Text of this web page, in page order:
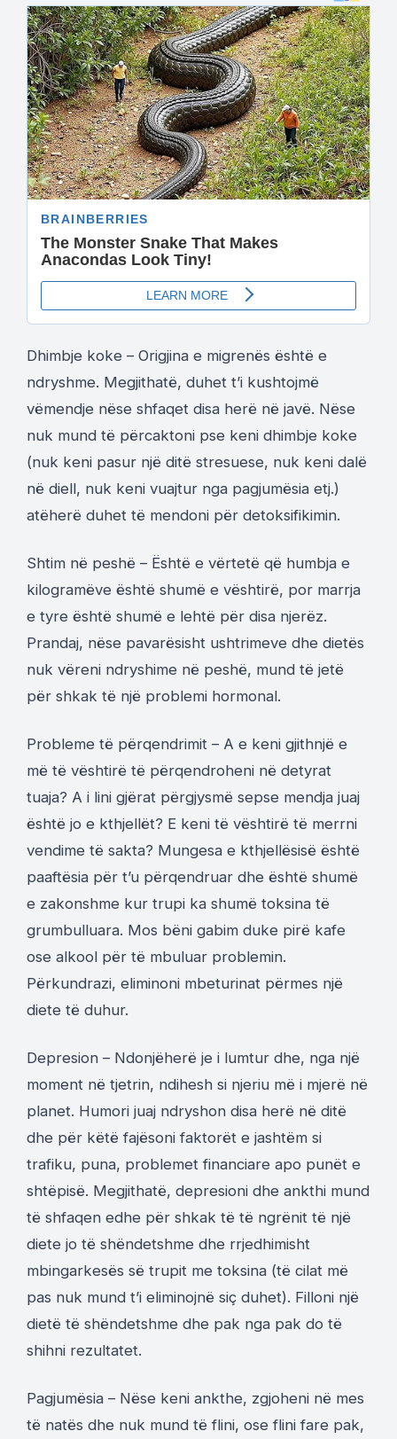
Dhimbje koke – Origjina e migrenës është e
ndryshme. Megjithatë, duhet t’i kushtojmë
vëmendje nëse shfaqet disa herë në javë. Nëse
nuk mund të përcaktoni pse keni dhimbje koke
(nuk keni pasur një ditë stresuese, nuk keni dalë
në diell, nuk keni vuajtur nga pagjumësia etj.)
atëherë duhet të mendoni për detoksifikimin.
Shtim në peshë – Është e vërtetë që humbja e
kilogramëve është shumë e vështirë, por marrja
e tyre është shumë e lehtë për disa njerëz.
Prandaj, nëse pavarësisht ushtrimeve dhe dietës
nuk vëreni ndryshime në peshë, mund të jetë
për shkak të një problemi hormonal.
Probleme të përqendrimit – A e keni gjithnjë e
më të vështirë të përqendroheni në detyrat
tuaja? A i lini gjërat përgjysmë sepse mendja juaj
është jo e kthjellët? E keni të vështirë të merrni
vendime të sakta? Mungesa e kthjellësisë është
paaftësia për t’u përqendruar dhe është shumë
e zakonshme kur trupi ka shumë toksina të
grumbulluara. Mos bëni gabim duke pirë kafe
ose alkool për të mbuluar problemin.
Përkundrazi, eliminoni mbeturinat përmes një
diete të duhur.
Depresion – Ndonjëherë je i lumtur dhe, nga një
moment në tjetrin, ndihesh si njeriu më i mjerë në
planet. Humori juaj ndryshon disa herë në ditë
dhe për këtë fajësoni faktorët e jashtëm si
trafiku, puna, problemet financiare apo punët e
shtëpisë. Megjithatë, depresioni dhe ankthi mund
të shfaqen edhe për shkak të të ngrënit të një
diete jo të shëndetshme dhe rrjedhimisht
mbingarkesës së trupit me toksina (të cilat më
pas nuk mund t’i eliminojnë siç duhet). Filloni një
dietë të shëndetshme dhe pak nga pak do të
shihni rezultatet.
Pagjumësia – Nëse keni ankthe, zgjoheni në mes
të natës dhe nuk mund të flini, ose flini fare pak,